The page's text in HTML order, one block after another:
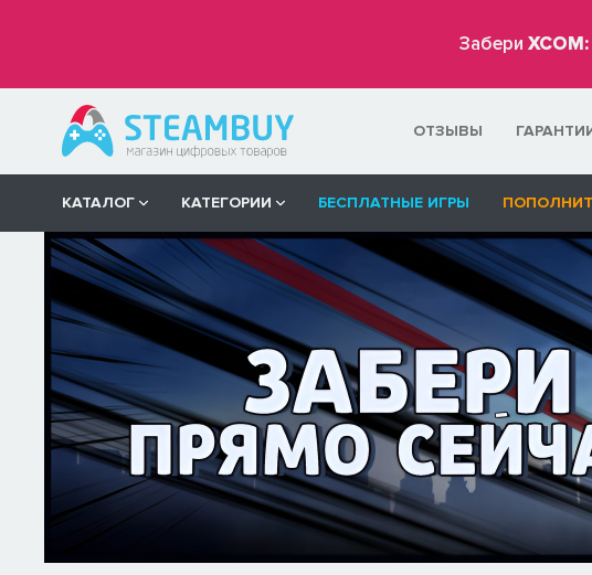
Забери
ОТЗЫВЫ
КАТАЛОГ КАТЕГОРИИ БЕСПЛАТНЫЕ ИГРЫ